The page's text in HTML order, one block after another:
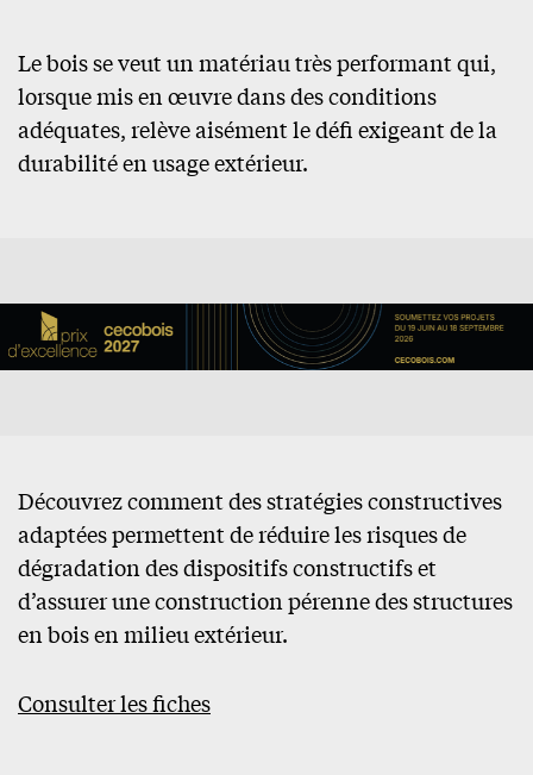
Le bois se veut un matériau très performant qui,
lorsque mis en œuvre dans des conditions
adéquates, relève aisément le défi exigeant de la
durabilité en usage extérieur.
Découvrez comment des stratégies constructives
adaptées permettent de réduire les risques de
dégradation des dispositifs constructifs et
d’assurer une construction pérenne des structures
en bois en milieu extérieur.
Consulter les fiches